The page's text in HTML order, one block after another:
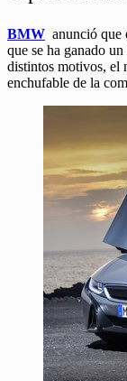
BMW anunció que
que se ha ganado
distintos motivos, el
enchufable de la